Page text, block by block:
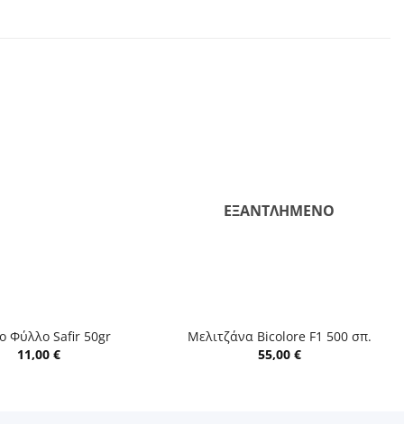
Φύλλο Safir 50gr
11,00 €
ΕΞΑΝΤΛΗΜΈΝΟ
Μελιτζάνα Bicolore F1 500 σπ.
55,00 €